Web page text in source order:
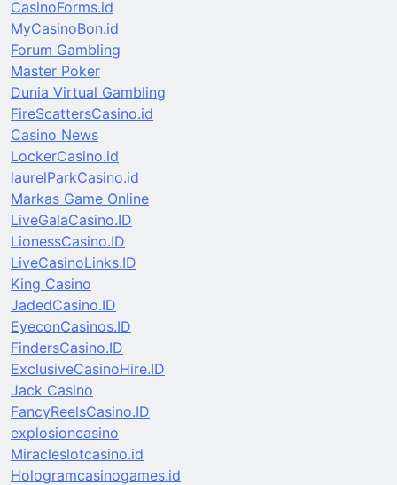
CasinoForms.id
MyCasinoBon.id
Forum Gambling
Master Poker
Dunia Virtual Gambling
FireScattersCasino.id
Casino News
LockerCasino.id
laurelParkCasino.id
Markas Game Online
LiveGalaCasino.ID
LionessCasino.ID
LiveCasinoLinks.ID
King Casino
JadedCasino.ID
EyeconCasinos.ID
FindersCasino.ID
ExclusiveCasinoHire.ID
Jack Casino
FancyReelsCasino.ID
explosioncasino
Miracleslotcasino.id
Hologramcasinogames.id